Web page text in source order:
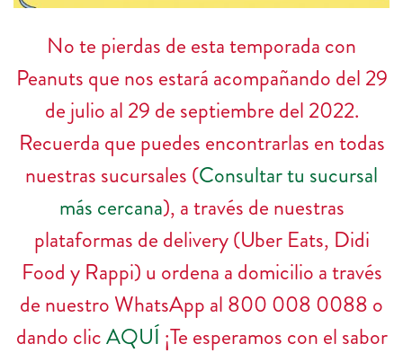
No te pierdas de esta temporada con
Peanuts que nos estará acompañando del 29
de julio al 29 de septiembre del 2022.
Recuerda que puedes encontrarlas en todas
nuestras sucursales (Consultar tu sucursal
más cercana), a través de nuestras
plataformas de delivery (Uber Eats, Didi
Food y Rappi) u ordena a domicilio a través
de nuestro WhatsApp al 800 008 0088 o
dando clicAQUÍ ¡Te esperamos con el sabor